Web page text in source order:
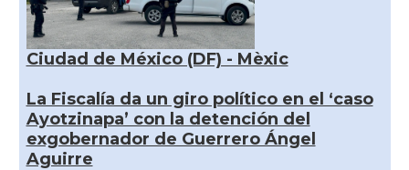
Ciudad de México (DF) - Mèxic
La Fiscalía da un giro político en el ‘caso
Ayotzinapa’ con la detención del
exgobernador de Guerrero Ángel
Aguirre